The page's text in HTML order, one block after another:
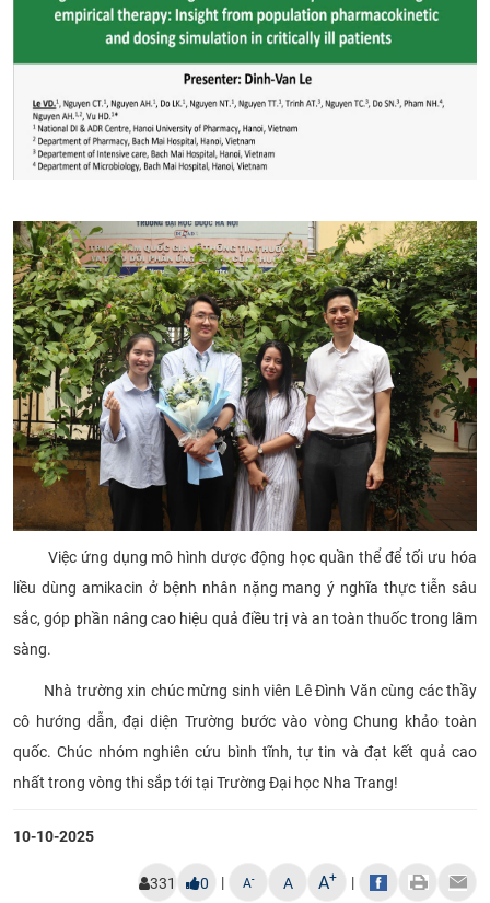
Việc ứng dụng mô hình dược động học quần thể để tối ưu hóa
liều dùng amikacin ở bệnh nhân nặng mang ý nghĩa thực tiễn sâu
sắc, góp phần nâng cao hiệu quả điều trị và an toàn thuốc trong lâm
sàng.
Nhà trường xin chúc mừng sinh viên Lê Đình Văn cùng các thầy
cô hướng dẫn, đại diện Trường bước vào vòng Chung khảo toàn
quốc. Chúc nhóm nghiên cứu bình tĩnh, tự tin và đạt kết quả cao
nhất trong vòng thi sắp tới tại Trường Đại học Nha Trang!
10-10-2025
331 0 | A- A A+ |